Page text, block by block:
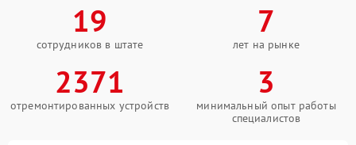
19
сотрудников в штате
7
лет на рынке
2371
отремонтированных устройств
3
минимальный опыт работы
специалистов